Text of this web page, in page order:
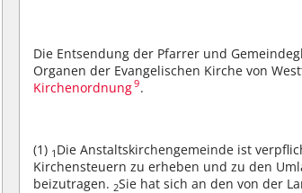
Die Entsendung der Pfarrer und
Organen der Evangelischen Kirche von
Kirchenordnung9.
(1) 1 Die Anstaltskirchengemeinde ist
Kirchensteuern zu erheben und zu den
beizutragen. 2Sie hat sich an den von der